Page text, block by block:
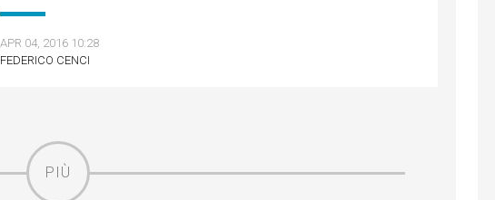
APR 04, 2016 10:28
FEDERICO CENCI
PIÙ